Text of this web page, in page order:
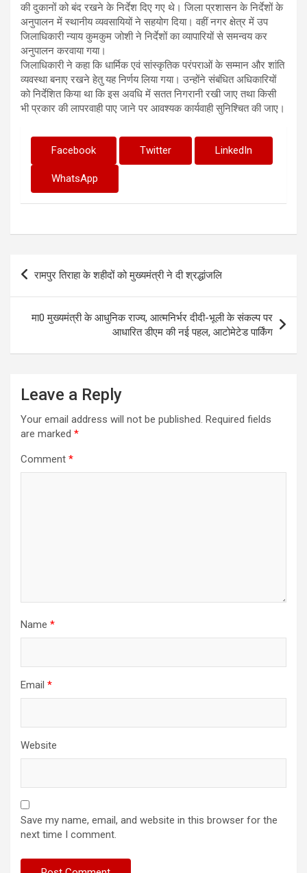
की दुकानों को बंद रखने के निर्देश दिए गए थे। जिला प्रशासन के निर्देशों के
अनुपालन में स्थानीय व्यवसायियों ने सहयोग दिया। वहीं नगर क्षेत्र में उप
जिलाधिकारी न्याय कुमकुम जोशी ने निर्देशों का व्यापारियों से समन्वय कर
अनुपालन करवाया गया।
जिलाधिकारी ने कहा कि धार्मिक एवं सांस्कृतिक परंपराओं के सम्मान और शांति
व्यवस्था बनाए रखने हेतु यह निर्णय लिया गया। उन्होंने संबंधित अधिकारियों
को निर्देशित किया था कि इस अवधि में सतत निगरानी रखी जाए तथा किसी
भी प्रकार की लापरवाही पाए जाने पर आवश्यक कार्यवाही सुनिश्चित की जाए।
Facebook Twitter LinkedIn
WhatsApp
Post
navigation
रामपुर तिराहा के शहीदों को मुख्यमंत्री ने दी श्रद्धांजलि
मा0 मुख्यमंत्री के आधुनिक राज्य, आत्मनिर्भर दीदी-भूली के संकल्प पर
आधारित डीएम की नई पहल, आटोमेटेड पार्किंग
Leave a Reply
Your email address will not be published. Required fields
are marked *
Comment *
Name *
Email *
Website
Save my name, email, and website in this browser for the
next time I comment.